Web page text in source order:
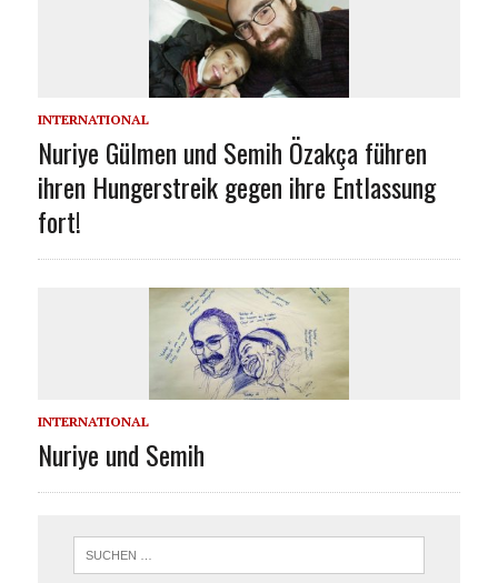
INTERNATIONAL
Nuriye Gülmen und Semih Özakça führen
ihren Hungerstreik gegen ihre Entlassung
fort!
INTERNATIONAL
Nuriye und Semih